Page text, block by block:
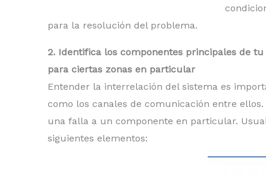
para la resolución del problema.
2. Identifica los componentes principales de
para ciertas zonas en particular
Entender la interrelación del sistema es
como los canales de comunicación entre
una falla a un componente en particular.
siguientes elementos: